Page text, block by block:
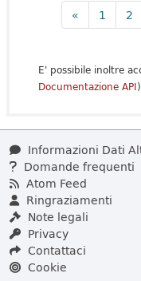
« 1 2
E' possibile inoltre
Documentazione API
Informazioni Dati
Domande frequenti
Atom Feed
Ringraziamenti
Note legali
Privacy
Contattaci
Cookie